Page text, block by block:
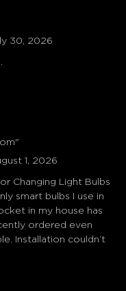
30, 2026
1, 2026
Changing Light Bulbs
smart bulbs I use in
in my house has
ordered even
Installation couldn’t